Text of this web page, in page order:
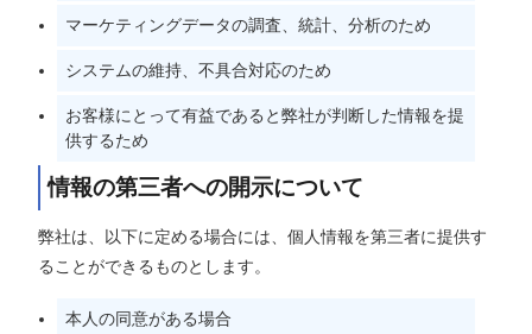
マーケティングデータの調査、統計、分析のため
システムの維持、不具合対応のため
お客様にとって有益であると弊社が判断した情報を提
供するため
情報の第三者への開示について
弊社は、以下に定める場合には、個人情報を第三者に提供す
ることができるものとします。
本人の同意がある場合